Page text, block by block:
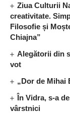
Ziua Culturii
creativitate.
Filosofie și
Chiajna”
Alegătorii din
vot
„Dor de Mihai
În Vidra, s-a
vârstnici